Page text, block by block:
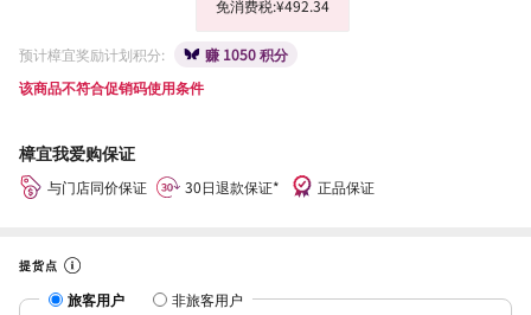
免消费税:¥492.34
预计樟宜奖励计划积分:
赚 1050 积分
该商品不符合促销码使用条件
樟宜我爱购保证
与门店同价保证 30日退款保证* 正品保证
提货点
旅客用户 非旅客用户